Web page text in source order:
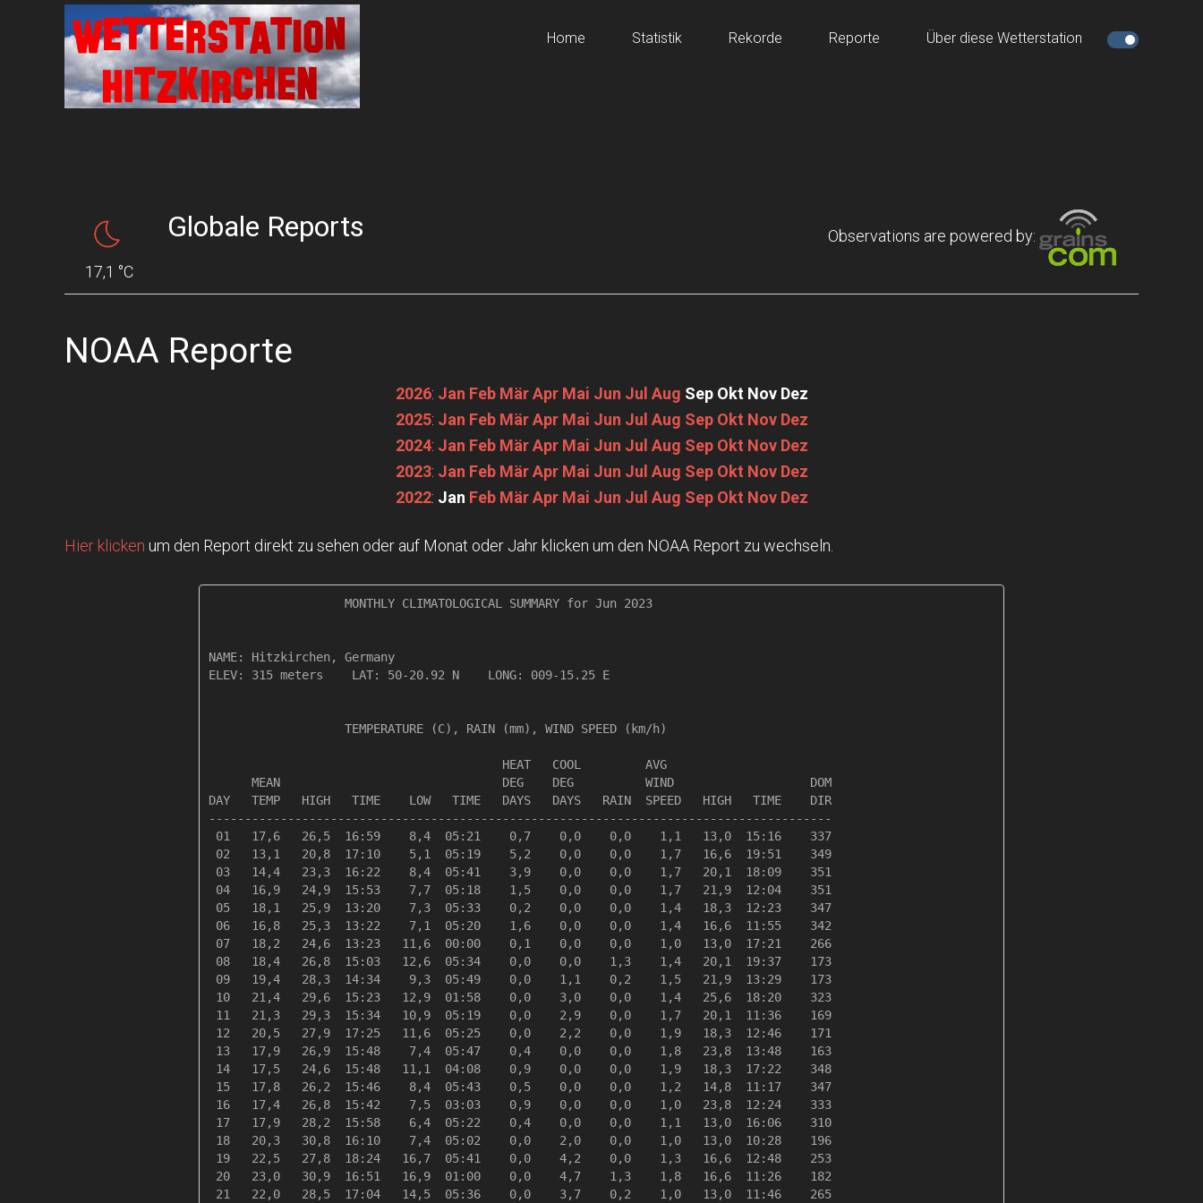
Home Statistik Rekorde Reporte Über diese Wetterstation
17,1 °C
Globale Reports Observations are powered by:
NOAA Reporte
2026: Jan Feb Mär Apr Mai Jun Jul Aug Sep Okt Nov Dez
2025: Jan Feb Mär Apr Mai Jun Jul Aug Sep Okt Nov Dez
2024: Jan Feb Mär Apr Mai Jun Jul Aug Sep Okt Nov Dez
2023: Jan Feb Mär Apr Mai Jun Jul Aug Sep Okt Nov Dez
2022: Jan Feb Mär Apr Mai Jun Jul Aug Sep Okt Nov Dez
Hier klicken um den Report direkt zu sehen oder auf Monat oder Jahr klicken um den NOAA Report zu wechseln.
                   MONTHLY CLIMATOLOGICAL SUMMARY for Jun 2023
NAME: Hitzkirchen, Germany
ELEV: 315 meters    LAT: 50-20.92 N    LONG: 009-15.25 E
                   TEMPERATURE (C), RAIN (mm), WIND SPEED (km/h)
                                         HEAT   COOL         AVG
      MEAN                               DEG    DEG          WIND                   DOM
DAY   TEMP   HIGH   TIME    LOW   TIME   DAYS   DAYS   RAIN  SPEED   HIGH   TIME    DIR
---------------------------------------------------------------------------------------
01   17,6   26,5  16:59    8,4  05:21    0,7    0,0    0,0    1,1   13,0  15:16    337
02   13,1   20,8  17:10    5,1  05:19    5,2    0,0    0,0    1,7   16,6  19:51    349
03   14,4   23,3  16:22    8,4  05:41    3,9    0,0    0,0    1,7   20,1  18:09    351
04   16,9   24,9  15:53    7,7  05:18    1,5    0,0    0,0    1,7   21,9  12:04    351
05   18,1   25,9  13:20    7,3  05:33    0,2    0,0    0,0    1,4   18,3  12:23    347
06   16,8   25,3  13:22    7,1  05:20    1,6    0,0    0,0    1,4   16,6  11:55    342
07   18,2   24,6  13:23   11,6  00:00    0,1    0,0    0,0    1,0   13,0  17:21    266
08   18,4   26,8  15:03   12,6  05:34    0,0    0,0    1,3    1,4   20,1  19:37    173
09   19,4   28,3  14:34    9,3  05:49    0,0    1,1    0,2    1,5   21,9  13:29    173
10   21,4   29,6  15:23   12,9  01:58    0,0    3,0    0,0    1,4   25,6  18:20    323
11   21,3   29,3  15:34   10,9  05:19    0,0    2,9    0,0    1,7   20,1  11:36    169
12   20,5   27,9  17:25   11,6  05:25    0,0    2,2    0,0    1,9   18,3  12:46    171
13   17,9   26,9  15:48    7,4  05:47    0,4    0,0    0,0    1,8   23,8  13:48    163
14   17,5   24,6  15:48   11,1  04:08    0,9    0,0    0,0    1,9   18,3  17:22    348
15   17,8   26,2  15:46    8,4  05:43    0,5    0,0    0,0    1,2   14,8  11:17    347
16   17,4   26,8  15:42    7,5  03:03    0,9    0,0    0,0    1,0   23,8  12:24    333
17   17,9   28,2  15:58    6,4  05:22    0,4    0,0    0,0    1,1   13,0  16:06    310
18   20,3   30,8  16:10    7,4  05:02    0,0    2,0    0,0    1,0   13,0  10:28    196
19   22,5   27,8  18:24   16,7  05:41    0,0    4,2    0,0    1,3   16,6  12:48    253
20   23,0   30,9  16:51   16,9  01:00    0,0    4,7    1,3    1,8   16,6  11:26    182
21   22,0   28,5  17:04   14,5  05:36    0,0    3,7    0,2    1,0   13,0  11:46    265